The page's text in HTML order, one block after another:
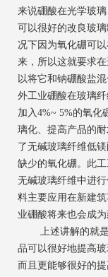
来说硼酸在光学玻
可以很好的改良玻
况下因为氧化硼可
来，所以这就要求
以将它和钠硼酸盐
外工业硼酸在玻璃
加入4%~ 5%的氧化
璃化、提高产品的
了无碱玻璃纤维低
缺少的氧化硼。此
无碱玻璃纤维中进
料主要应用在新建
业硼酸将来也会成
上述讲解的就是
品可以很好地提高
而且更能够很好的提